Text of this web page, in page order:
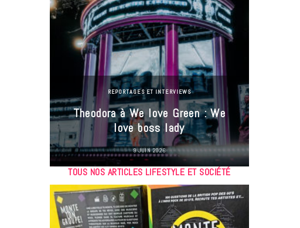
sur
REPORTAGES ET INTERVIEWS
Theodora à We love Green : We
love boss lady
9 JUIN 2026
TOUS NOS ARTICLES LIFESTYLE ET SOCIÉTÉ